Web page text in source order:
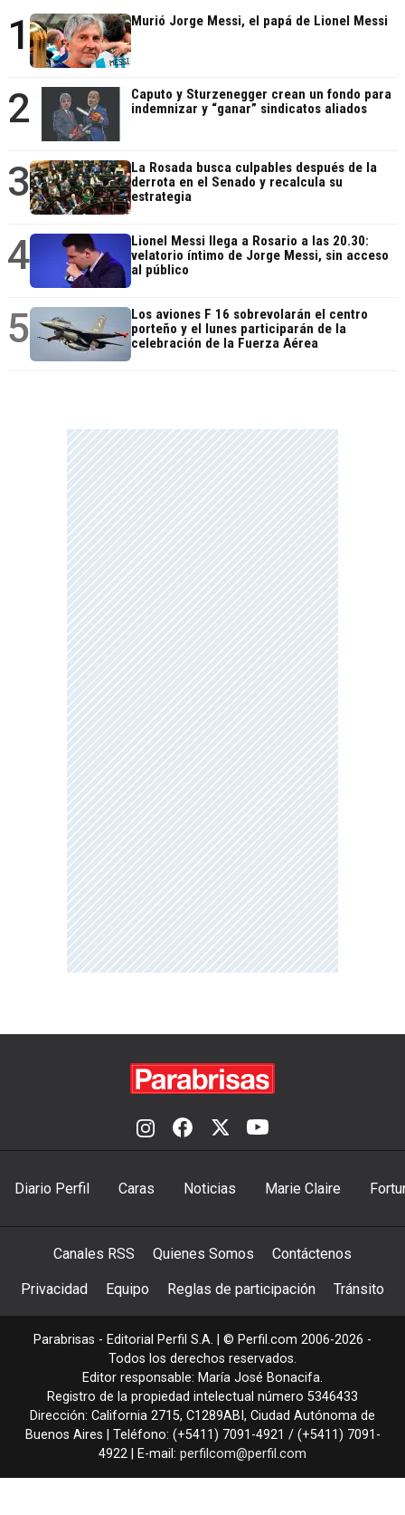
1 Murió Jorge Messi, el papá de Lionel Messi
2
Caputo y Sturzenegger crean un fondo para
indemnizar y “ganar” sindicatos aliados
3
La Rosada busca culpables después de la
derrota en el Senado y recalcula su
estrategia
4
Lionel Messi llega a Rosario a las 20.30:
velatorio íntimo de Jorge Messi, sin acceso
al público
5
Los aviones F 16 sobrevolarán el centro
porteño y el lunes participarán de la
celebración de la Fuerza Aérea
Diario Perfil Caras Noticias Marie Claire
Canales RSS Quienes Somos Contáctenos
Privacidad Equipo Reglas de participación Tránsito
Parabrisas - Editorial Perfil S.A. | © Perfil.com 2006-2026 -
Todos los derechos reservados.
Editor responsable: María José Bonacifa.
Registro de la propiedad intelectual número 5346433
Dirección: California 2715, C1289ABI , Ciudad Autónoma de
Buenos Aires | Teléfono: (+5411) 7091-4921 / (+5411) 7091-
4922 | E-mail: perfilcom@perfil.com